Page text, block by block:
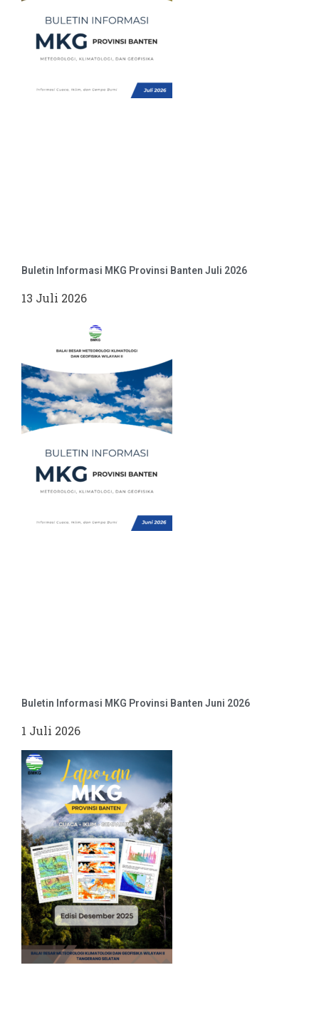
Buletin Informasi MKG Provinsi Banten Juli 2026
13 Juli 2026
Buletin Informasi MKG Provinsi Banten Juni 2026
1 Juli 2026